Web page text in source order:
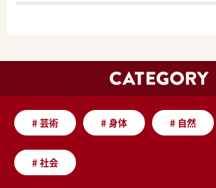
#芸術 #身体 # 自然
#社会